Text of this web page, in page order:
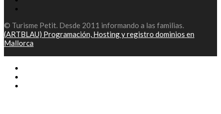
© Turisme Petit. Desde 2011 informando a las familias.
(ARTBLAU) Programación, Hosting y registro dominios en
Mallorca